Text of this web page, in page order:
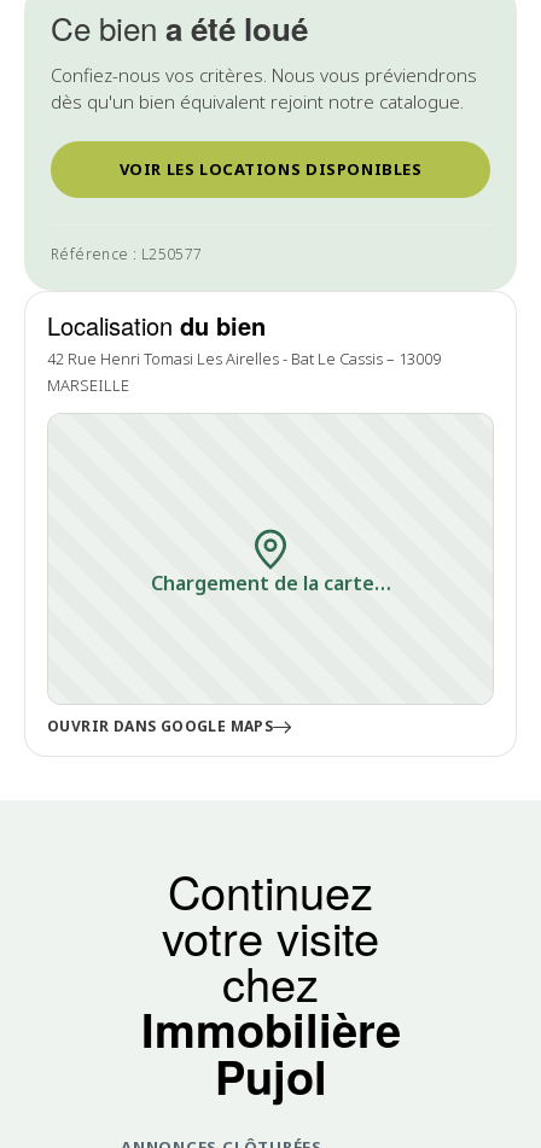
Ce bien a été loué
Confiez-nous vos critères. Nous vous préviendrons
dès qu'un bien équivalent rejoint notre catalogue.
VOIR LES LOCATIONS DISPONIBLES
Référence : L250577
Localisation du bien
42 Rue Henri Tomasi Les Airelles - Bat Le Cassis – 13009
MARSEILLE
Chargement de la carte…
OUVRIR DANS GOOGLE MAPS
Continuez
votre visite
chez
Immobilière
Pujol